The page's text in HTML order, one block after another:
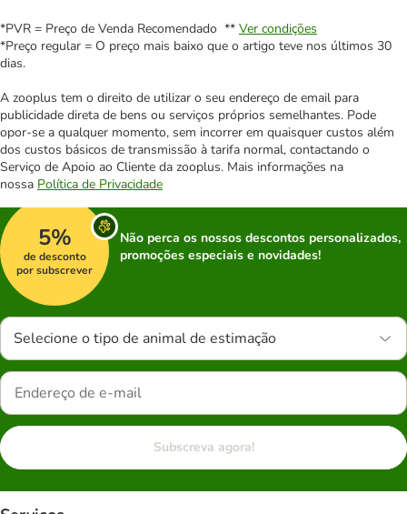
*PVR = Preço de Venda Recomendado ** Ver condições
*Preço regular = O preço mais baixo que o artigo teve nos últimos 30
dias.
A zooplus tem o direito de utilizar o seu endereço de email para
publicidade direta de bens ou serviços próprios semelhantes. Pode
opor-se a qualquer momento, sem incorrer em quaisquer custos além
dos custos básicos de transmissão à tarifa normal, contactando o
Serviço de Apoio ao Cliente da zooplus. Mais informações na
nossa Política de Privacidade
5%
de desconto
por subscrever
Não perca os nossos descontos personalizados,
promoções especiais e novidades!
Selecione o tipo de animal de estimação
Subscreva agora!